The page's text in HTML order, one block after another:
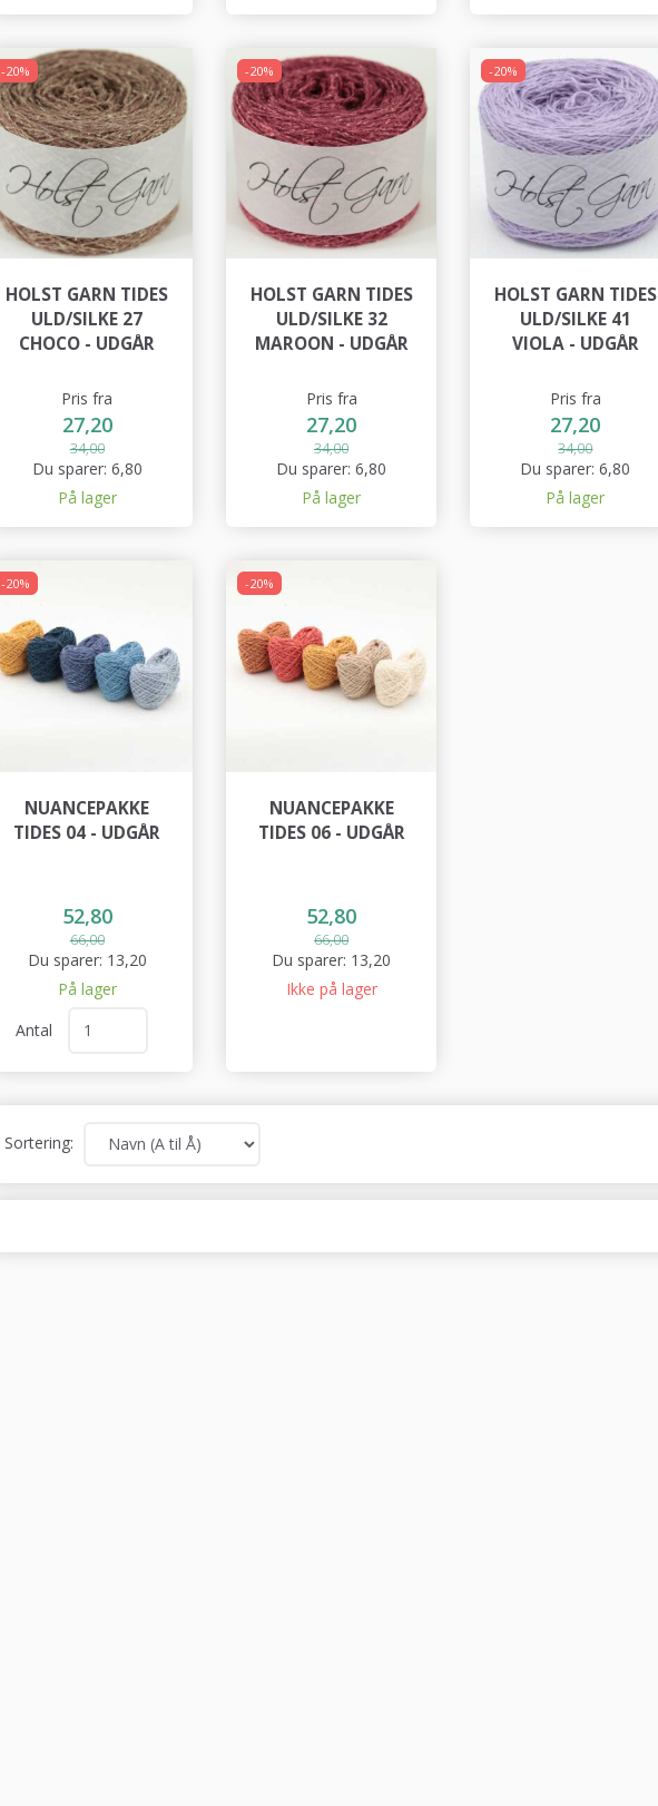
-20%
HOLST GARN TIDES
ULD/SILKE 27
CHOCO - UDGÅR
Pris fra
27,20
34,00
Du sparer: 6,80
På lager
-20%
HOLST GARN TIDES
ULD/SILKE 32
MAROON - UDGÅR
Pris fra
27,20
34,00
Du sparer:6,80
På lager
-20%
HOLST GARN TIDES
ULD/SILKE 41
VIOLA - UDGÅR
Pris fra
27,20
34,00
Du sparer:6,80
På lager
-20%
NUANCEPAKKE
TIDES 04 - UDGÅR
52,80
66,00
Du sparer: 13,20
På lager
Antal
-20%
NUANCEPAKKE
TIDES 06 - UDGÅR
52,80
66,00
Du sparer: 13,20
Ikke på lager
Sortering: